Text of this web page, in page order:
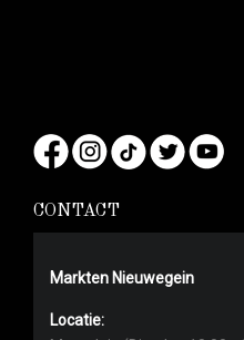
CONTACT
Markten Nieuwegein
Locatie: